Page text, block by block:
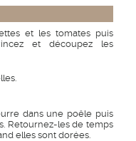
et les tomates puis
et découpez les
dans une poêle puis
Retournez-les de temps
elles sont dorées.